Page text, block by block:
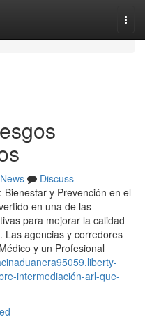
News
Discuss
y Prevención en el
en una de las
para mejorar la calidad
agencias y corredores
y un Profesional
intermediación-arl-que-